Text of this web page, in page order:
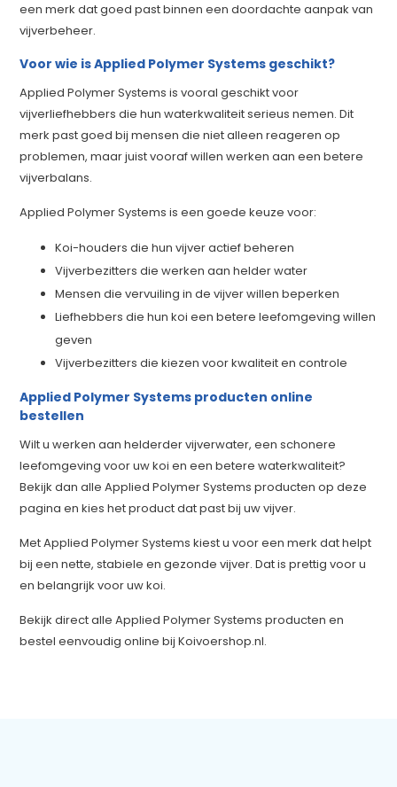
een merk dat goed past binnen een doordachte aanpak van
vijverbeheer.
Voor wie is Applied Polymer Systems geschikt?
Applied Polymer Systems is vooral geschikt voor
vijverliefhebbers die hun waterkwaliteit serieus nemen. Dit
merk past goed bij mensen die niet alleen reageren op
problemen, maar juist vooraf willen werken aan een betere
vijverbalans.
Applied Polymer Systems is een goede keuze voor:
Koi-houders die hun vijver actief beheren
Vijverbezitters die werken aan helder water
Mensen die vervuiling in de vijver willen beperken
Liefhebbers die hun koi een betere leefomgeving willen
geven
Vijverbezitters die kiezen voor kwaliteit en controle
Applied Polymer Systems producten online
bestellen
Wilt u werken aan helderder vijverwater, een schonere
leefomgeving voor uw koi en een betere waterkwaliteit?
Bekijk dan alle Applied Polymer Systems producten op deze
pagina en kies het product dat past bij uw vijver.
Met Applied Polymer Systems kiest u voor een merk dat helpt
bij een nette, stabiele en gezonde vijver. Dat is prettig voor u
en belangrijk voor uw koi.
Bekijk direct alle Applied Polymer Systems producten en
bestel eenvoudig online bij Koivoershop.nl.